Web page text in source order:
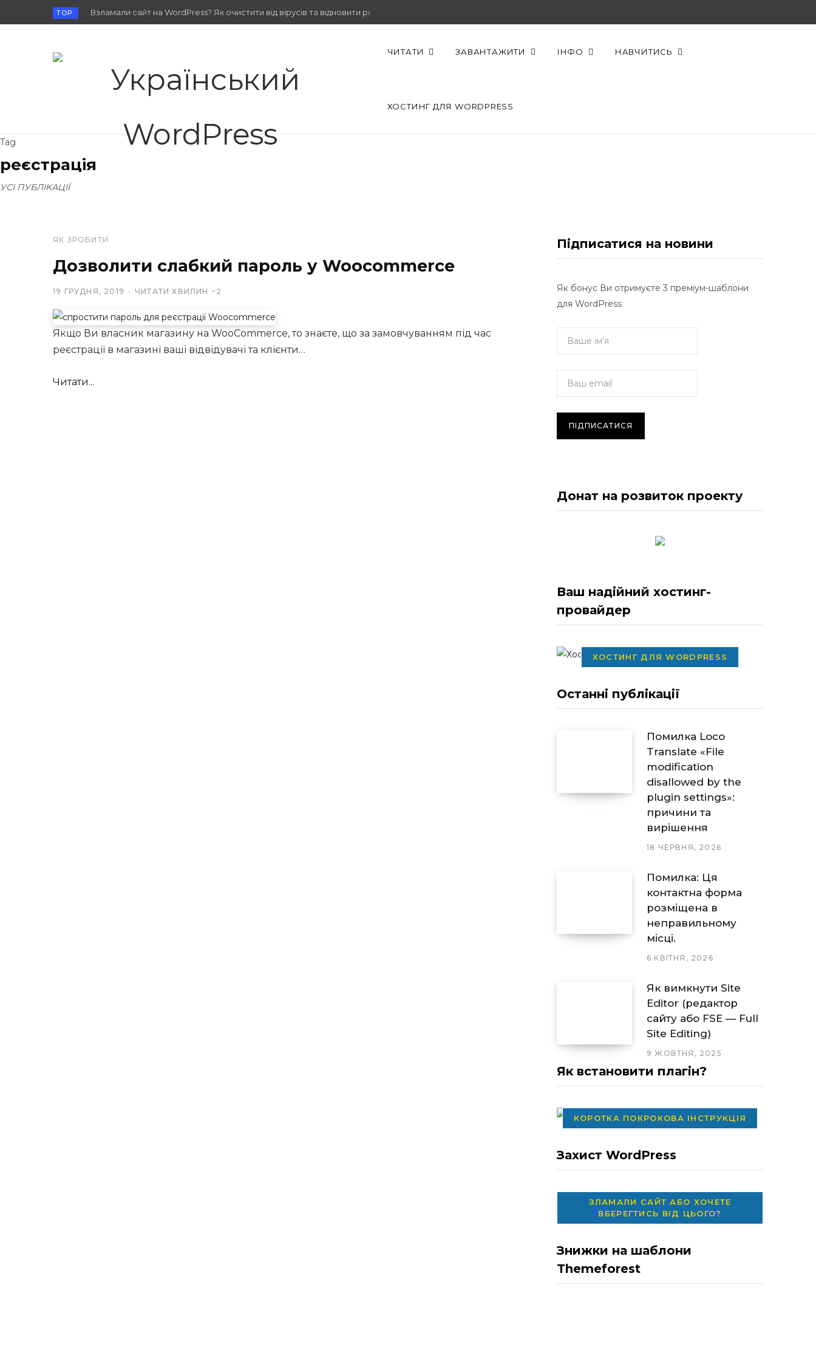
TOP: Взламали сайт на WordPress? Як очистити від вірусів та відновити роботу.
F X Y
ЧИТАТИ ЗАВАНТАЖИТИ ІНФО НАВЧИТИСЬ
ХОСТИНГ ДЛЯ WORDPRESS
Tag
реєстрація
УСІ ПУБЛІКАЦІЇ
ЯК ЗРОБИТИ
Дозволити слабкий пароль у Woocommerce
19 ГРУДНЯ, 2019 ЧИТАТИ ХВИЛИН ~2
Якщо Ви власник магазину на WooCommerce, то знаєте, що за замовчуванням під час
реєстрації в магазині ваші відвідувачі та клієнти…
Читати...
Підписатися на новини
Як бонус Ви отримуєте 3 преміум-шаблони
для WordPress
Донат на розвиток проекту
Ваш надійний хостинг-
провайдер
ХОСТИНГ ДЛЯ WORDPRESS
Останні публікації
Помилка Loco
Translate «File
modification
disallowed by the
plugin settings»:
причини та
вирішення
18 ЧЕРВНЯ, 2026
Помилка: Ця
контактна форма
розміщена в
неправильному
місці.
6 КВІТНЯ, 2026
Як вимкнути Site
Editor (редактор
сайту або FSE — Full
Site Editing)
9 ЖОВТНЯ, 2025
Як встановити плагін?
КОРОТКА ПОКРОКОВА ІНСТРУКЦІЯ
Захист WordPress
ЗЛАМАЛИ САЙТ АБО ХОЧЕТЕ
ВБЕРЕГТИСЬ ВІД ЦЬОГО?
Знижки на шаблони
Themeforest